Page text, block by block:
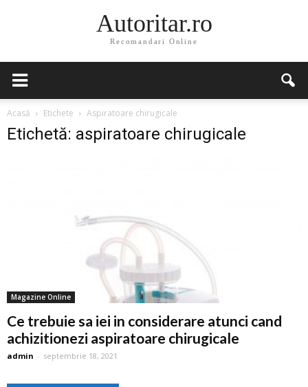
Autoritar.ro
Recomandari Online
Acasă Etichete Aspiratoare chirugicale
Etichetă: aspiratoare chirugicale
Magazine Online
Ce trebuie sa iei in considerare atunci cand
achizitionezi aspiratoare chirugicale
admin - septembrie 18, 2021